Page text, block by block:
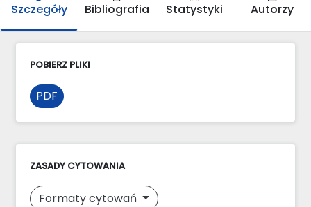
Szczegóły Bibliografia Statystyki Autorzy
POBIERZ PLIKI
PDF
ZASADY CYTOWANIA
Formaty cytowań